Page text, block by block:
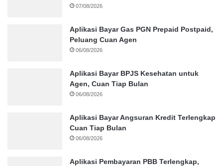
07/08/2026
Aplikasi Bayar Gas PGN Prepaid Postpaid,
Peluang Cuan Agen
06/08/2026
Aplikasi Bayar BPJS Kesehatan untuk
Agen, Cuan Tiap Bulan
06/08/2026
Aplikasi Bayar Angsuran Kredit Terlengkap
Cuan Tiap Bulan
06/08/2026
Aplikasi Pembayaran PBB Terlengkap,